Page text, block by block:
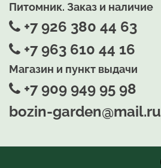
Питомник. Заказ и наличие
+7 926 380 44 63
+7 963 610 44 16
Магазин и пункт выдачи
+7 909 949 95 98
bozin-garden@mail.ru